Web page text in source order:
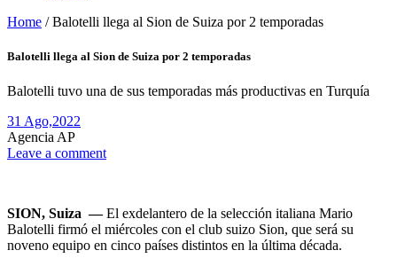
Home / Balotelli llega al Sion de Suiza por 2 temporadas
Balotelli llega al Sion de Suiza por 2 temporadas
Balotelli tuvo una de sus temporadas más productivas en Turquía
31 Ago,2022
Agencia AP
Leave a comment
SION, Suiza —El exdelantero de la selección italiana Mario
Balotelli firmó el miércoles con el club suizo Sion, que será su
noveno equipo en cinco países distintos en la última década.